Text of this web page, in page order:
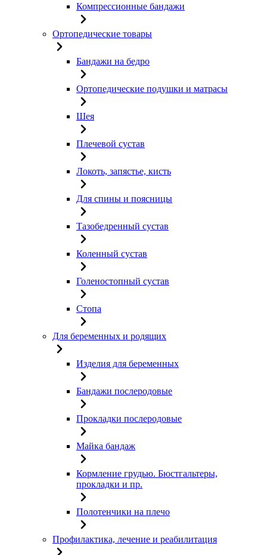
Компрессионные бандажи
Ортопедические товары
Бандажи на бедро
Ортопедические подушки и матрасы
Шея
Плечевой сустав
Локоть, запястье, кисть
Для спины и поясницы
Тазобедренный сустав
Коленный сустав
Голеностопный сустав
Стопа
Для беременных и родящих
Изделия для беременных
Бандажи послеродовые
Прокладки послеродовые
Майка бандаж
Кормление грудью. Бюстгальтеры,
прокладки и пр.
Полотенчики на плечо
Профилактика, лечение и реабилитация